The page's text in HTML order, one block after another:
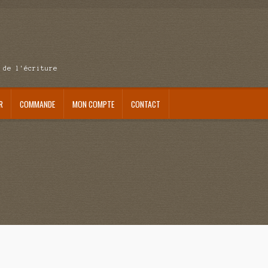
de l'écriture
COMMANDE MON COMPTE CONTACT